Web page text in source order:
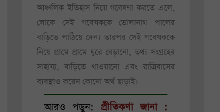
আঞ্চলিক ইতিহাস নিয়ে গবেষণা করতে এলে,
লোকে সেই গবেষককে ভোলানাথ পালের
বাড়িতে পাঠিয়ে দেন। তারপর সেই গবেষককে
নিয়ে গ্রামে গ্রামে ঘুরে বেড়ানো, তথ্য সংগ্রহের
সাহায্য, বাড়িতে খাওয়ানো এবং রাত্রিবাসের
ব্যবস্থাও করেন কোনো অর্থ ছাড়াই।
আরও পড়ুন: প্রীতিকণা জানা :